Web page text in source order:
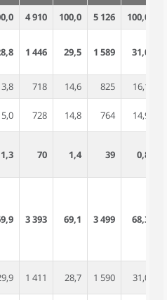
4 910 100,0 5 126 100,0
1 446 29,5 1 589 31,0
718 14,6 825
16,1
728 14,8 764 14,9
1,3 70 1,4 39 0,8
3 393 69,1 3 499 68,3
1 411 28,7 1 590 31,0